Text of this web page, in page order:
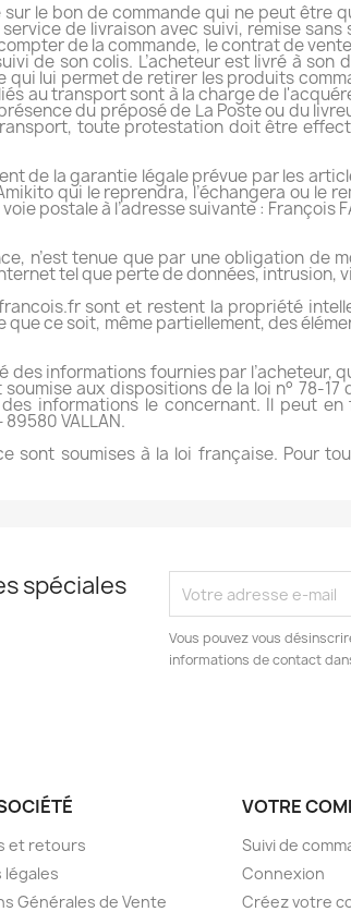
le bon de commande qui ne peut être
de livraison avec suivi, remise
de la commande, le contrat de
de son colis. L’acheteur est livré à son
lui permet de retirer les produits
au transport sont à la charge de
du préposé de La Poste ou du
toute protestation doit être
de la garantie légale prévue par les
qui le reprendra, l’échangera ou le
postale à l’adresse suivante : François
n’est tenue que par une obligation de
tel que perte de données,
sont et restent la propriété
ce soit, même partiellement, des
informations fournies par l’acheteur,
aux dispositions de la loi n° 78-
informations le concernant. Il peut
VALLAN.
sont soumises à la loi française. Pour
spéciales
Vous pouvez vous
informations de contact
et retours
légales
Générales de Vente
VOTRE
Suivi de
Connexion
Créez votre